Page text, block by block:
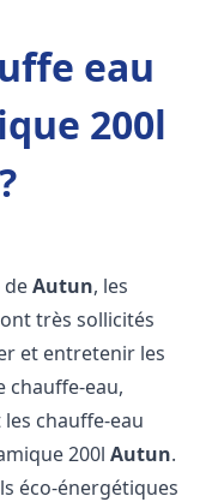
eau
200l
deAutun, les
très sollicités
et entretenir les
chauffe-eau,
chauffe-eau
200lAutun.
éco-énergétiques